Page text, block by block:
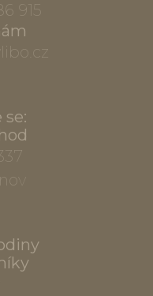
915